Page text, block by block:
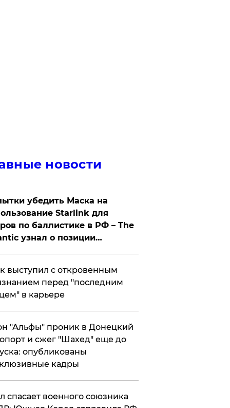
новости
убедить Маска на
Starlink для
по баллистике в РФ – The
узнал о позиции
выступил с откровенным
перед "последним
в карьере
"Альфы" проник в Донецкий
и сжег "Шахед" еще до
опубликованы
кадры
спасает военного союзника